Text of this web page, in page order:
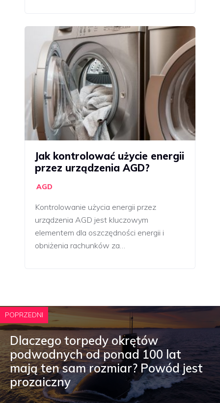
Jak kontrolować użycie energii
przez urządzenia AGD?
AGD
Kontrolowanie użycia energii przez
urządzenia AGD jest kluczowym
elementem dla oszczędności energii i
obniżenia rachunków za…
POPRZEDNI
Dlaczego torpedy okrętów
podwodnych od ponad 100 lat
mają ten sam rozmiar? Powód jest
prozaiczny